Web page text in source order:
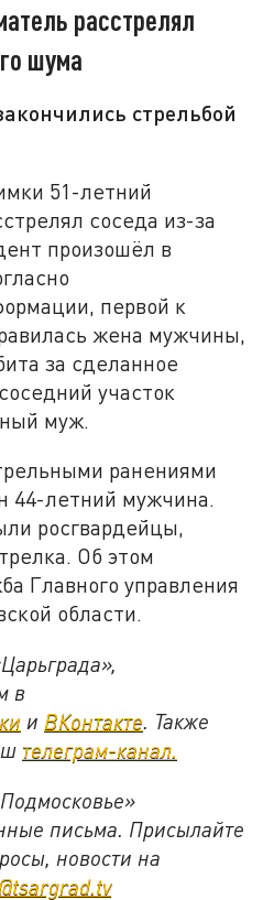
расстрелял
шума
стрельбой
51-летний
соседа из-за
произошёл в
первой к
жена мужчины,
за сделанное
участок
муж.
ранениями
44-летний мужчина.
росгвардейцы,
Об этом
Главного управления
области.
в
и ВКонтакте. Также
телеграм-канал.
письма. Присылайте
новости на